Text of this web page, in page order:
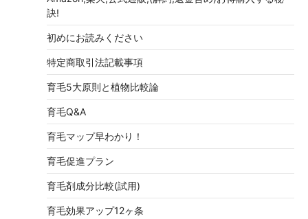
訣!
初めにお読みください
特定商取引法記載事項
育毛5大原則と植物比較論
育毛Q&A
育毛マップ早わかり！
育毛促進プラン
育毛剤成分比較(試用)
育毛効果アップ12ヶ条